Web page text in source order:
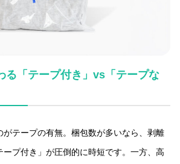
「テープ付き」vs「テープな
がテープの有無。梱包数が多いなら、剥離
プ付き」が圧倒的に時短です。一方、高